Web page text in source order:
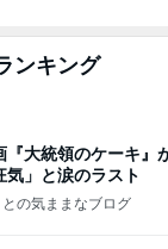
ンキング
『大統領のケーキ』
気」と涙のラスト
の気ままなブログ